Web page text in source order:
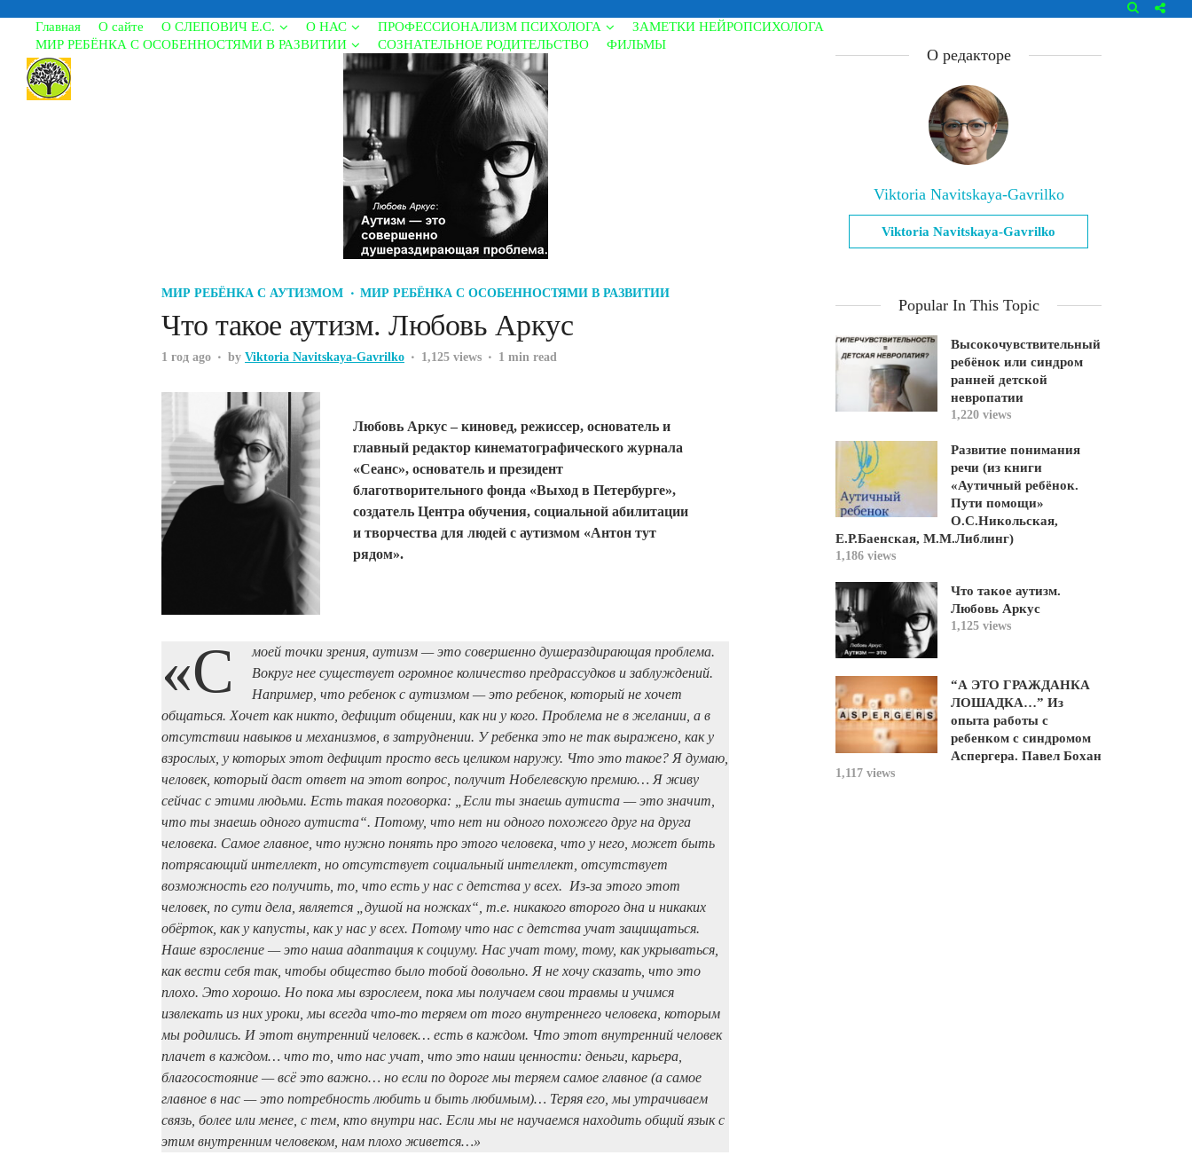
Главная О сайте О СЛЕПОВИЧ Е.С. О НАС ПРОФЕССИОНАЛИЗМ ПСИХОЛОГА
ЗАМЕТКИ НЕЙРОПСИХОЛОГА
МИР РЕБЁНКА С ОСОБЕННОСТЯМИ В РАЗВИТИИ
СОЗНАТЕЛЬНОЕ РОДИТЕЛЬСТВО ФИЛЬМЫ
МИР РЕБЁНКА С АУТИЗМОМ МИР РЕБЁНКА С ОСОБЕННОСТЯМИ В РАЗВИТИИ
Что такое аутизм. Любовь Аркус
1 год ago by Viktoria Navitskaya-Gavrilko 1,125 views 1 min read
Любовь Аркус – киновед, режиссер, основатель и
главный редактор кинематографического журнала
«Сеанс», основатель и президент
благотворительного фонда «Выход в Петербурге»,
создатель Центра обучения, социальной абилитации
и творчества для людей с аутизмом «Антон тут
рядом».
«С
моей точки зрения, аутизм — это совершенно душераздирающая проблема.
Вокруг нее существует огромное количество предрассудков и заблуждений.
Например, что ребенок с аутизмом — это ребенок, который не хочет
общаться. Хочет как никто, дефицит общении, как ни у кого. Проблема не в желании, а в
отсутствии навыков и механизмов, в затруднении. У ребенка это не так выражено, как у
взрослых, у которых этот дефицит просто весь целиком наружу. Что это такое? Я думаю,
человек, который даст ответ на этот вопрос, получит Нобелевскую премию… Я живу
сейчас с этими людьми. Есть такая поговорка: „Если ты знаешь аутиста — это значит,
что ты знаешь одного аутиста“. Потому, что нет ни одного похожего друг на друга
человека. Самое главное, что нужно понять про этого человека, что у него, может быть
потрясающий интеллект, но отсутствует социальный интеллект, отсутствует
возможность его получить, то, что есть у нас с детства у всех. Из-за этого этот
человек, по сути дела, является „душой на ножках“, т.е. никакого второго дна и никаких
обёрток, как у капусты, как у нас у всех. Потому что нас с детства учат защищаться.
Наше взросление — это наша адаптация к социуму. Нас учат тому, тому, как укрываться,
как вести себя так, чтобы общество было тобой довольно. Я не хочу сказать, что это
плохо. Это хорошо. Но пока мы взрослеем, пока мы получаем свои травмы и учимся
извлекать из них уроки, мы всегда что-то теряем от того внутреннего человека, которым
мы родились. И этот внутренний человек… есть в каждом. Что этот внутренний человек
плачет в каждом… что то, что нас учат, что это наши ценности: деньги, карьера,
благосостояние — всё это важно… но если по дороге мы теряем самое главное (а самое
главное в нас — это потребность любить и быть любимым)… Теряя его, мы утрачиваем
связь, более или менее, с тем, кто внутри нас. Если мы не научаемся находить общий язык с
этим внутренним человеком, нам плохо живется…»
О редакторе
Viktoria Navitskaya-Gavrilko
Viktoria Navitskaya-Gavrilko
Popular In This Topic
Высокочувствительный
ребёнок или синдром
ранней детской
невропатии
1,220 views
Развитие понимания
речи (из книги
«Аутичный ребёнок.
Пути помощи»
О.С.Никольская,
Е.Р.Баенская, М.М.Либлинг)
1,186 views
Что такое аутизм.
Любовь Аркус
1,125 views
“А ЭТО ГРАЖДАНКА
ЛОШАДКА…” Из
опыта работы с
ребенком с синдромом
Аспергера. Павел Бохан
1,117 views